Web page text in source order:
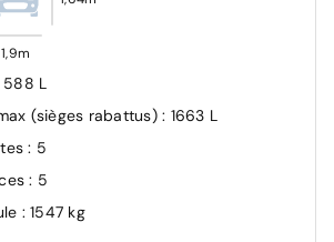
(passager AV et aux places latérales
1,9m
588 L
(sièges rabattus) : 1663 L
: 5
: 5
: 1547 kg